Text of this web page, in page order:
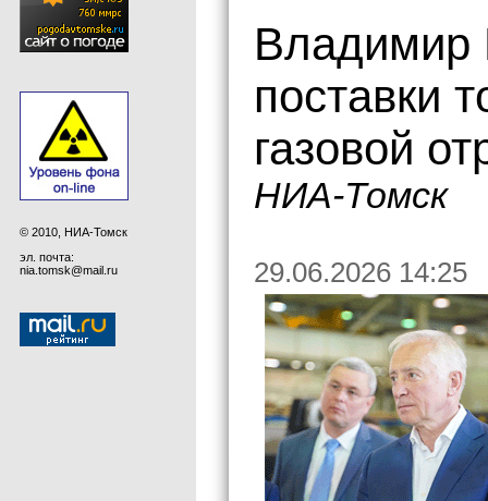
© 2010, НИА-Томск
эл. почта:
nia.tomsk@mail.ru
Владимир
поставки
газовой
НИА-Томск
29.06.2026 14:25